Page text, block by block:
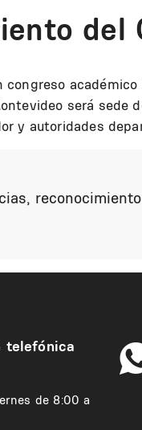
del
congreso
será sede
y autoridades
telefónica
de 8:00 a